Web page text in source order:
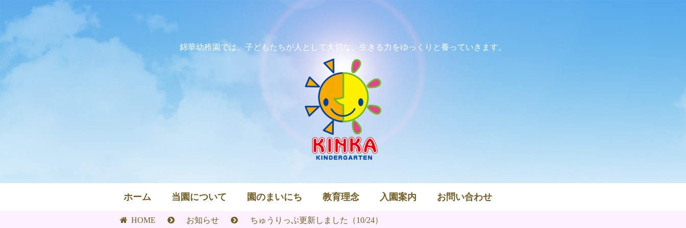
錦華幼稚園では、子どもたちが人として大切な、生きる力をゆっくりと養っていきます。
ホーム 当園について 園のまいにち 教育理念 入園案内 お問い合わせ
HOME お知らせ ちゅうりっぷ更新しました（10/24）